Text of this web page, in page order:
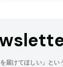
届けてほしい」とい